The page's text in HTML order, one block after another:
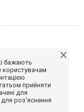
бажають
користувачам
прийняти
для
роз'яснення